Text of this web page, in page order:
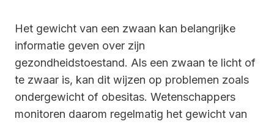
Het gewicht van een zwaan kan belangrijke
informatie geven over zijn
gezondheidstoestand. Als een zwaan te licht of
te zwaar is, kan dit wijzen op problemen zoals
ondergewicht of obesitas. Wetenschappers
monitoren daarom regelmatig het gewicht van